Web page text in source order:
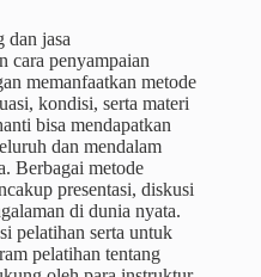
dan jasa
cara penyampaian
memanfaatkan metode
kondisi, serta materi
bisa mendapatkan
dan mendalam
Berbagai metode
presentasi, diskusi
di dunia nyata.
pelatihan serta untuk
pelatihan tentang